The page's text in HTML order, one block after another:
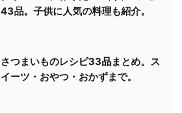
43品。子供に人気の料理も紹介。
さつまいものレシピ33品まとめ。ス
イーツ・おやつ・おかずまで。